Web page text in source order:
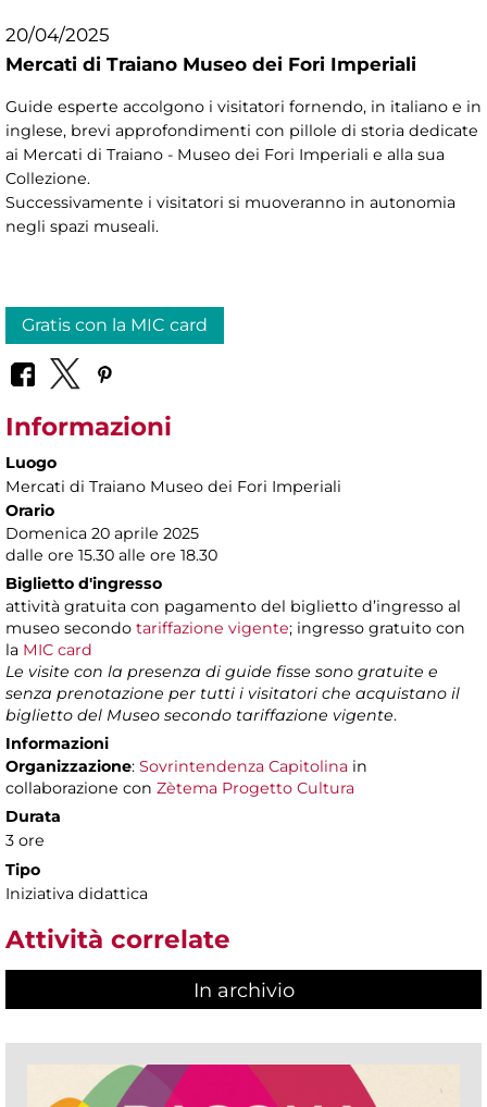
20/04/2025
Mercati di Traiano Museo dei Fori Imperiali
Guide esperte accolgono i visitatori fornendo, in italiano e in
inglese, brevi approfondimenti con pillole di storia dedicate
ai Mercati di Traiano - Museo dei Fori Imperiali e alla sua
Collezione.
Successivamente i visitatori si muoveranno in autonomia
negli spazi museali.
Gratis con la MIC card
Informazioni
Luogo
Mercati di Traiano Museo dei Fori Imperiali
Orario
Domenica 20 aprile 2025
dalle ore 15.30 alle ore 18.30
Biglietto d'ingresso
attività gratuita con pagamento del biglietto d’ingresso al
museo secondo tariffazione vigente; ingresso gratuito con
la MIC card
Le visite con la presenza di guide fisse sono gratuite e
senza prenotazione per tutti i visitatori che acquistano il
biglietto del Museo secondo tariffazione vigente.
Informazioni
Organizzazione: Sovrintendenza Capitolina in
collaborazione con Zètema Progetto Cultura
Durata
3 ore
Tipo
Iniziativa didattica
Attività correlate
In archivio